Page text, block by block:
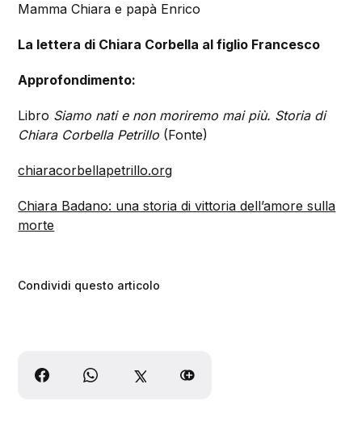
Mamma Chiara e papà Enrico
La lettera di Chiara Corbella al figlio Francesco
Approfondimento:
Libro Siamo nati e non moriremo mai più. Storia di
Chiara Corbella Petrillo (Fonte)
chiaracorbellapetrillo.org
Chiara Badano: una storia di vittoria dell’amore sulla
morte
Condividi questo articolo